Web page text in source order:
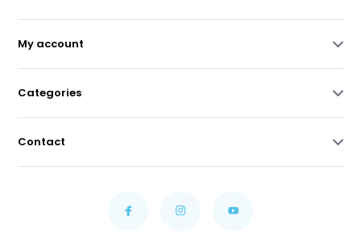
My account
Categories
Contact